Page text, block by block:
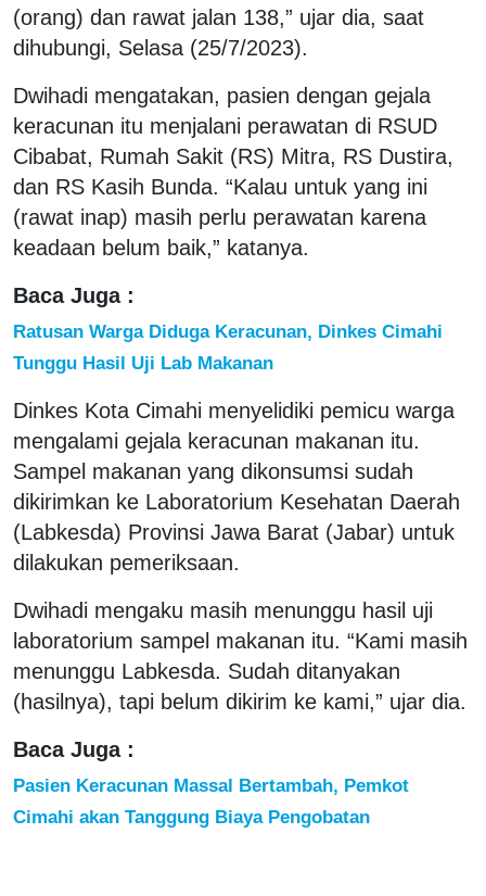
(orang) dan rawat jalan 138,” ujar dia, saat
dihubungi, Selasa (25/7/2023).
Dwihadi mengatakan, pasien dengan gejala
keracunan itu menjalani perawatan di RSUD
Cibabat, Rumah Sakit (RS) Mitra, RS Dustira,
dan RS Kasih Bunda. “Kalau untuk yang ini
(rawat inap) masih perlu perawatan karena
keadaan belum baik,” katanya.
Baca Juga :
Ratusan Warga Diduga Keracunan, Dinkes Cimahi
Tunggu Hasil Uji Lab Makanan
Dinkes Kota Cimahi menyelidiki pemicu warga
mengalami gejala keracunan makanan itu.
Sampel makanan yang dikonsumsi sudah
dikirimkan ke Laboratorium Kesehatan Daerah
(Labkesda) Provinsi Jawa Barat (Jabar) untuk
dilakukan pemeriksaan.
Dwihadi mengaku masih menunggu hasil uji
laboratorium sampel makanan itu. “Kami masih
menunggu Labkesda. Sudah ditanyakan
(hasilnya), tapi belum dikirim ke kami,” ujar dia.
Baca Juga :
Pasien Keracunan Massal Bertambah, Pemkot
Cimahi akan Tanggung Biaya Pengobatan